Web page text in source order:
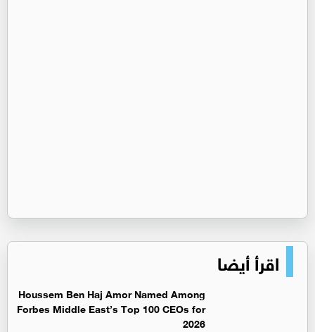
اقرأ أيضا
Houssem Ben Haj Amor Named Among
Forbes Middle East’s Top 100 CEOs for
2026